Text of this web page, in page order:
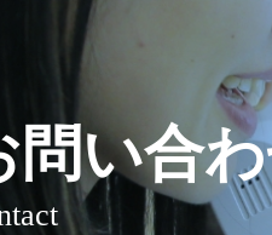
問い合